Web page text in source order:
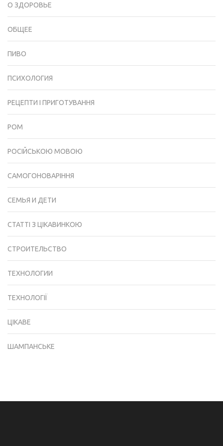
О ЗДОРОВЬЕ
ОБЩЕЕ
ПИВО
ПСИХОЛОГИЯ
РЕЦЕПТИ І ПРИГОТУВАННЯ
РОМ
РОСІЙСЬКОЮ МОВОЮ
САМОГОНОВАРІННЯ
СЕМЬЯ И ДЕТИ
СТАТТІ З ЦІКАВИНКОЮ
СТРОИТЕЛЬСТВО
ТЕХНОЛОГИИ
ТЕХНОЛОГІЇ
ЦІКАВЕ
ШАМПАНСЬКЕ